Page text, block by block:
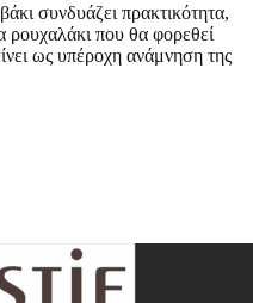
συνδυάζει πρακτικότητα,
ρουχαλάκι που θα φορεθεί
ως υπέροχη ανάμνηση της